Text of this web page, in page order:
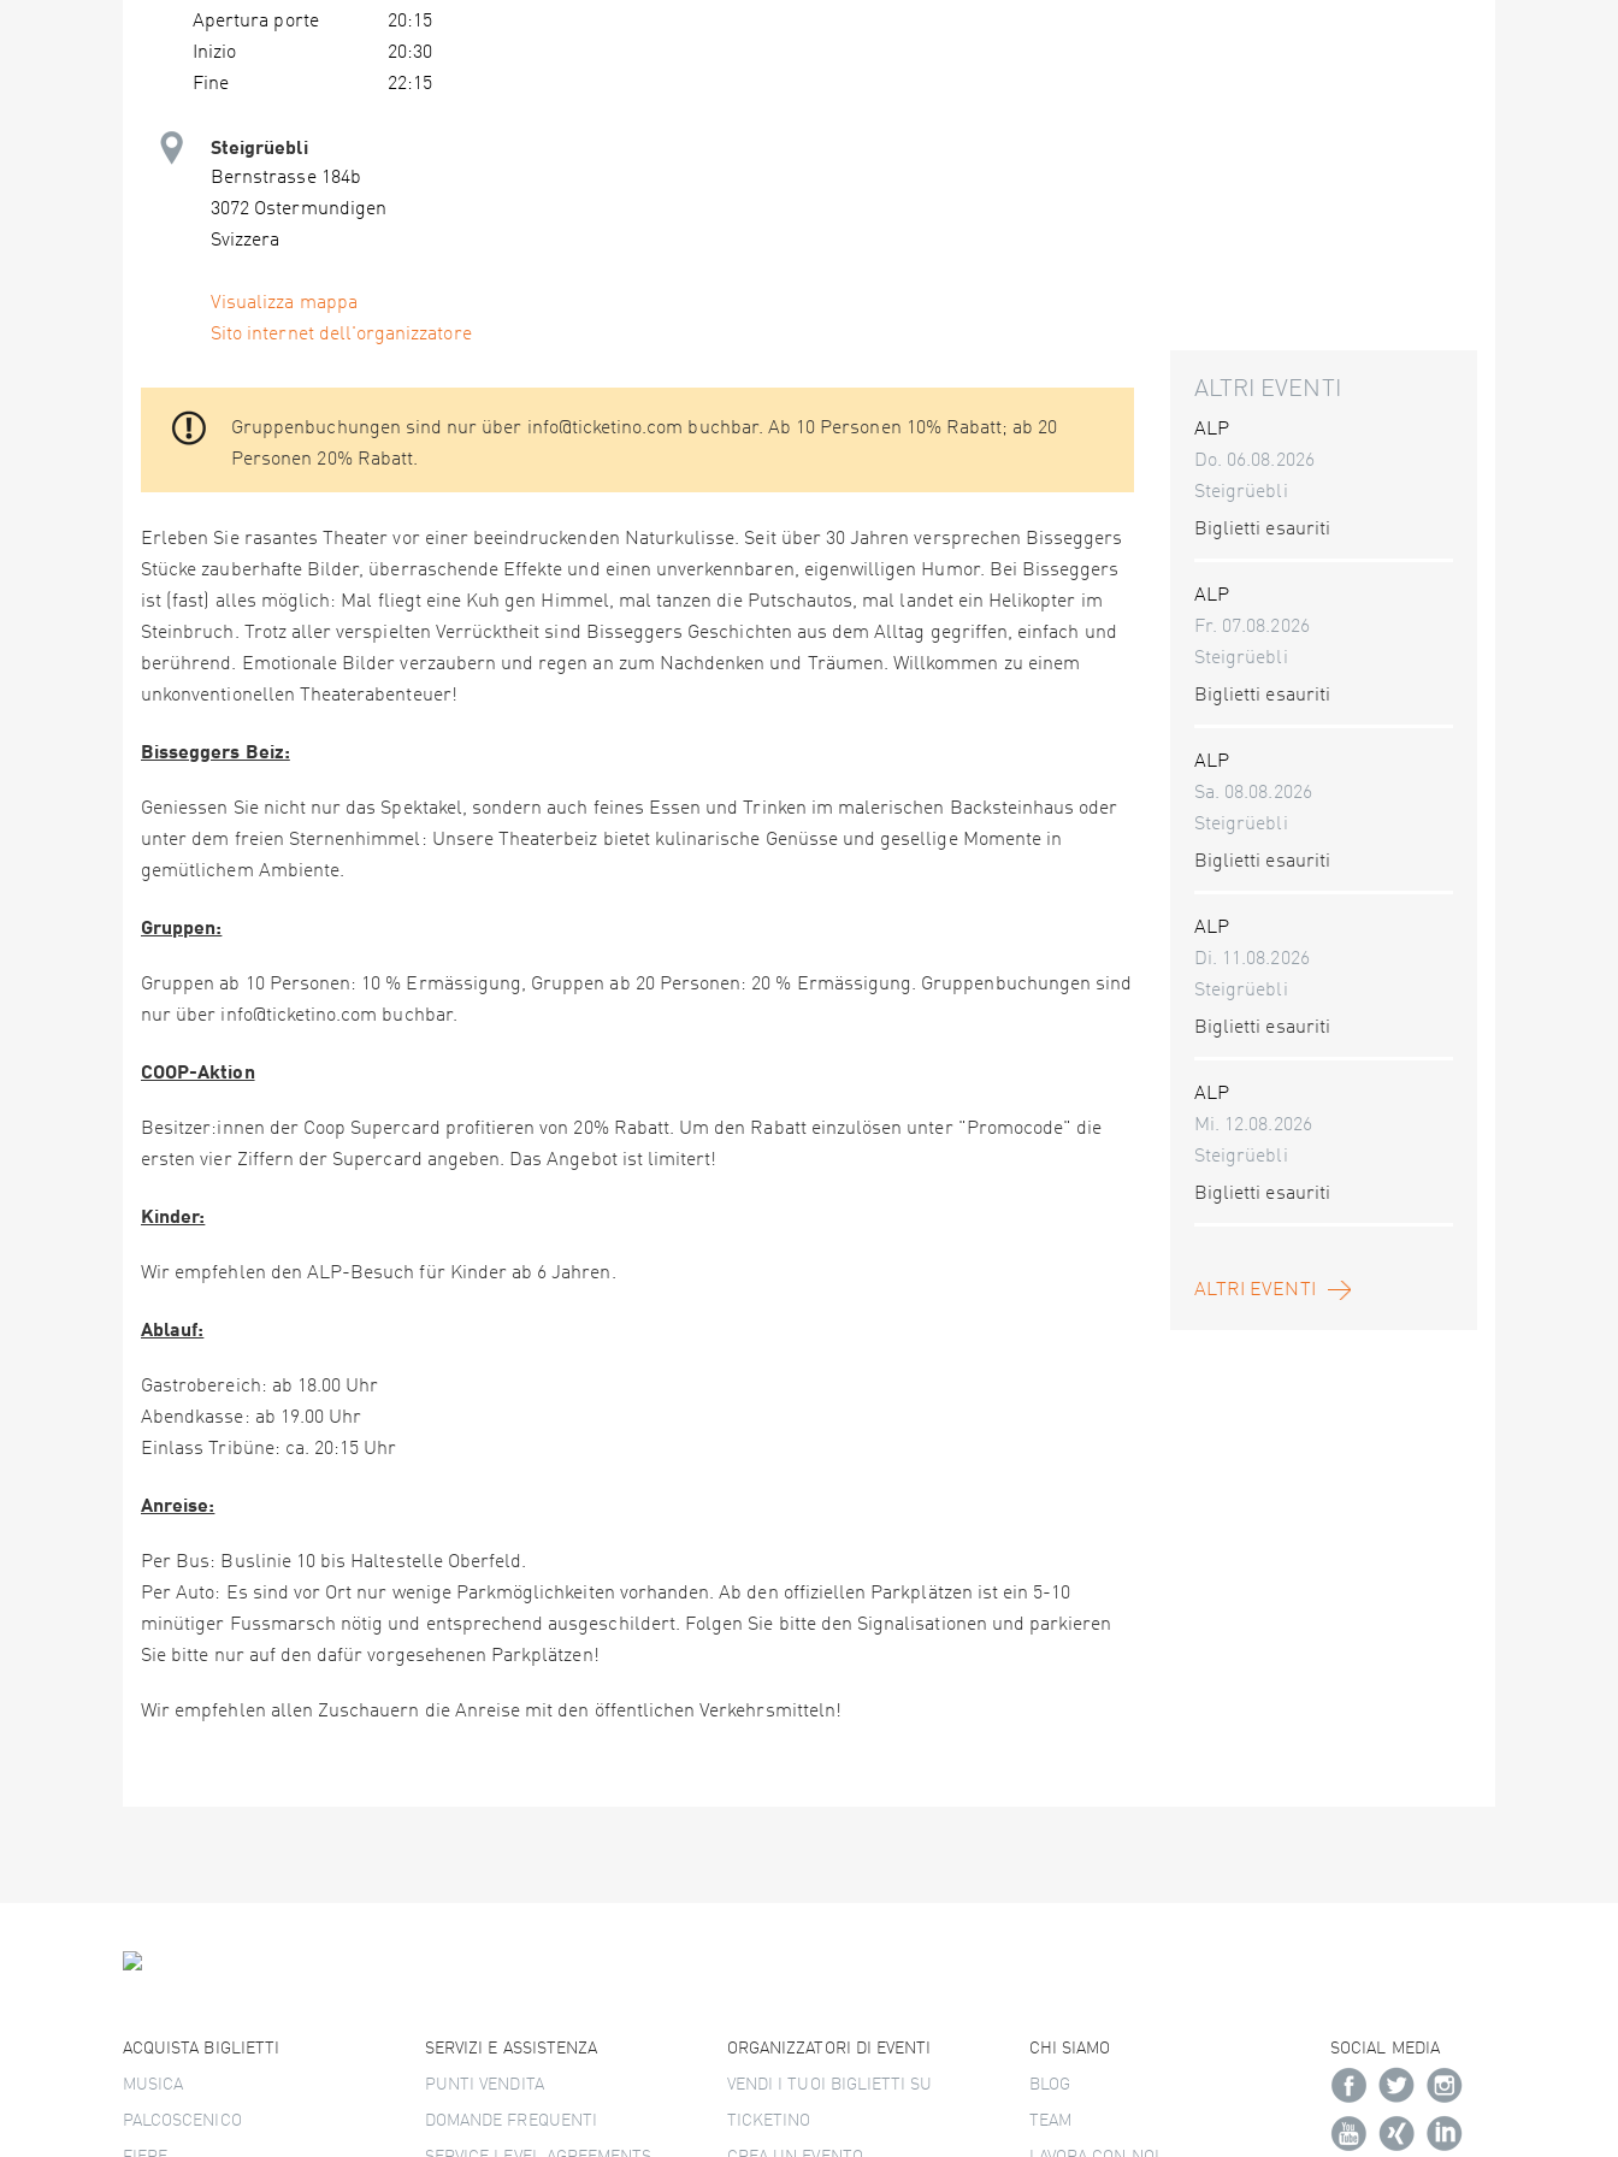
Apertura porte
20:15
Inizio
20:30
Fine
22:15
Steigrüebli
Bernstrasse 184b
3072 Ostermundigen
Svizzera
Visualizza mappa
Sito internet dell'organizzatore
Gruppenbuchungen sind nur über info@ticketino.com buchbar. Ab 10 Personen 10% Rabatt; ab 20
Personen 20% Rabatt.
Erleben Sie rasantes Theater vor einer beeindruckenden Naturkulisse. Seit über 30 Jahren versprechen Bisseggers
Stücke zauberhafte Bilder, überraschende Effekte und einen unverkennbaren, eigenwilligen Humor. Bei Bisseggers
ist (fast) alles möglich: Mal fliegt eine Kuh gen Himmel, mal tanzen die Putschautos, mal landet ein Helikopter im
Steinbruch. Trotz aller verspielten Verrücktheit sind Bisseggers Geschichten aus dem Alltag gegriffen, einfach und
berührend. Emotionale Bilder verzaubern und regen an zum Nachdenken und Träumen. Willkommen zu einem
unkonventionellen Theaterabenteuer!
Bisseggers Beiz:
Geniessen Sie nicht nur das Spektakel, sondern auch feines Essen und Trinken im malerischen Backsteinhaus oder
unter dem freien Sternenhimmel: Unsere Theaterbeiz bietet kulinarische Genüsse und gesellige Momente in
gemütlichem Ambiente.
Gruppen:
Gruppen ab 10 Personen: 10 % Ermässigung, Gruppen ab 20 Personen: 20 % Ermässigung. Gruppenbuchungen sind
nur über info@ticketino.com buchbar.
COOP-Aktion
Besitzer:innen der Coop Supercard profitieren von 20% Rabatt. Um den Rabatt einzulösen unter "Promocode" die
ersten vier Ziffern der Supercard angeben. Das Angebot ist limitert!
Kinder:
Wir empfehlen den ALP-Besuch für Kinder ab 6 Jahren.
Ablauf:
Gastrobereich: ab 18.00 Uhr
Abendkasse: ab 19.00 Uhr
Einlass Tribüne: ca. 20:15 Uhr
Anreise:
Per Bus: Buslinie 10 bis Haltestelle Oberfeld.
Per Auto: Es sind vor Ort nur wenige Parkmöglichkeiten vorhanden. Ab den offiziellen Parkplätzen ist ein 5-10
minütiger Fussmarsch nötig und entsprechend ausgeschildert. Folgen Sie bitte den Signalisationen und parkieren
Sie bitte nur auf den dafür vorgesehenen Parkplätzen!
Wir empfehlen allen Zuschauern die Anreise mit den öffentlichen Verkehrsmitteln!
ALTRI EVENTI
ALP
Do. 06.08.2026
Steigrüebli
Biglietti esauriti
ALP
Fr. 07.08.2026
Steigrüebli
Biglietti esauriti
ALP
Sa. 08.08.2026
Steigrüebli
Biglietti esauriti
ALP
Di. 11.08.2026
Steigrüebli
Biglietti esauriti
ALP
Mi. 12.08.2026
Steigrüebli
Biglietti esauriti
ALTRI EVENTI
ACQUISTA BIGLIETTI
MUSICA
PALCOSCENICO
SERVIZI E ASSISTENZA
PUNTI VENDITA
DOMANDE FREQUENTI
ORGANIZZATORI DI EVENTI
VENDI I TUOI BIGLIETTI SU
TICKETINO
CHI SIAMO
BLOG
TEAM
SOCIAL MEDIA